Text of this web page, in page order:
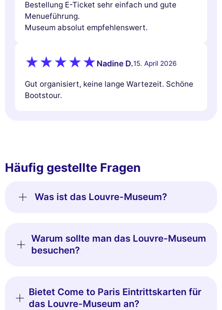
Bestellung E-Ticket sehr einfach und gute
Menueführung.
Museum absolut empfehlenswert.
Nadine D.15. April 2026
Gut organisiert, keine lange Wartezeit. Schöne
Bootstour.
Häufig gestellte Fragen
Was ist das Louvre-Museum?
Warum sollte man das Louvre-Museum
besuchen?
Bietet Come to Paris Eintrittskarten für
das Louvre-Museum an?